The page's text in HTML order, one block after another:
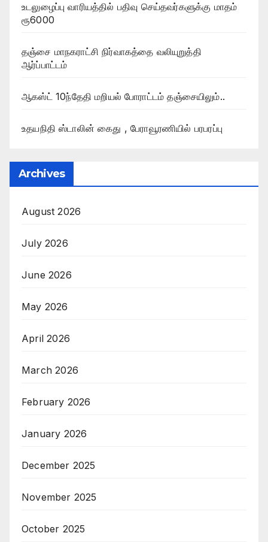
உடலுழைப்பு வாரியத்தில் பதிவு செய்தவர்களுக்கு மாதம்
ரூ6000
தஞ்சை மாநகராட்சி நிர்வாகத்தை வலியுறுத்தி
ஆர்ப்பாட்டம்
ஆகஸ்ட் 10ந்தேதி மறியல் போராட்டம் தஞ்சையிலும்..
உதயநிதி ஸ்டாலின் கைது , பேராவூரணியில் பரபரப்பு
Archives
August 2026
July 2026
June 2026
May 2026
April 2026
March 2026
February 2026
January 2026
December 2025
November 2025
October 2025